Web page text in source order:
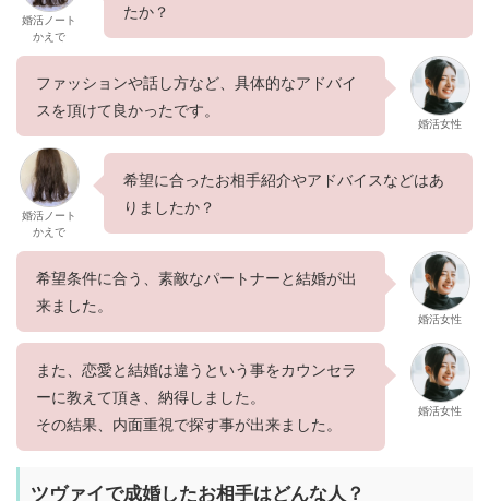
婚活ノート
かえで
たか？
ファッションや話し方など、具体的なアドバイ
スを頂けて良かったです。
婚活女性
婚活ノート
かえで
希望に合ったお相手紹介やアドバイスなどはあ
りましたか？
希望条件に合う、素敵なパートナーと結婚が出
来ました。
婚活女性
また、恋愛と結婚は違うという事をカウンセラ
ーに教えて頂き、納得しました。
その結果、内面重視で探す事が出来ました。
婚活女性
ツヴァイで成婚したお相手はどんな人？